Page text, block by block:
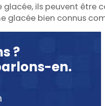
ils peuvent être
glacée bien connus
?
en.